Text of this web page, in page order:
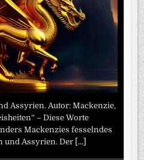
Assyrien. Autor: Mackenzie,
– Diese Worte
Mackenzies fesselndes
und Assyrien. Der [...]